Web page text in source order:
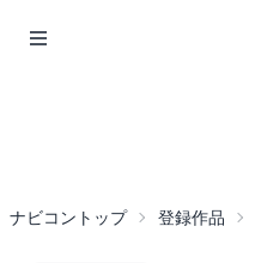
ナビコントップ 登録作品